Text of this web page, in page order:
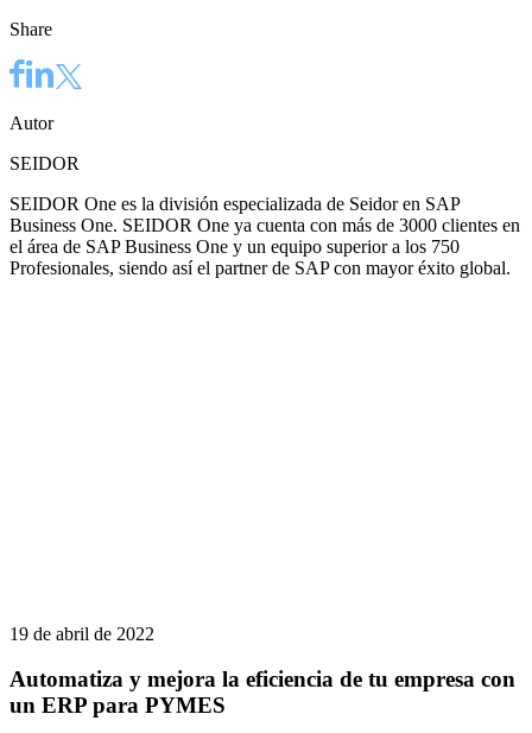
Share
Autor
SEIDOR
SEIDOR One es la división especializada de Seidor en SAP
Business One. SEIDOR One ya cuenta con más de 3000 clientes en
el área de SAP Business One y un equipo superior a los 750
Profesionales, siendo así el partner de SAP con mayor éxito global.
19 de abril de 2022
Automatiza y mejora la eficiencia de tu empresa con
un ERP para PYMES